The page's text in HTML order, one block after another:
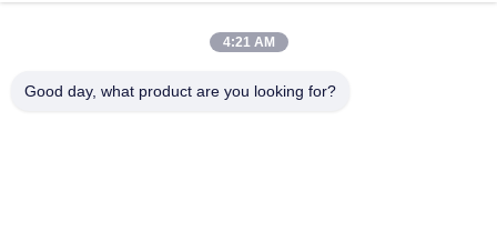
Zwevende Installatie Moderne Porseleinen Tegel Binnen 9mm
Dikte Perfecte Keuze Duurzaam Oppervlak Ideaal Voor
4:21 AM
Good day, what product are you looking for?